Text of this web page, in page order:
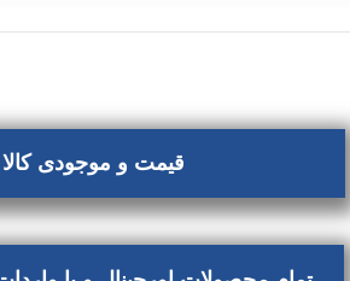
قیمت و موجودی